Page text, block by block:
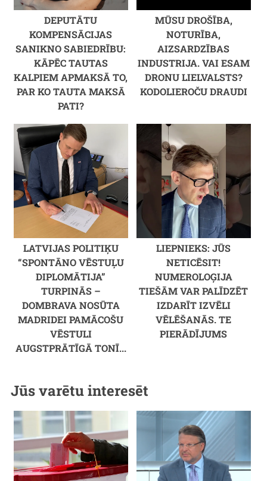
DEPUTĀTU
KOMPENSĀCIJAS
SANIKNO SABIEDRĪBU:
KĀPĒC TAUTAS
KALPIEM APMAKSĀ TO,
PAR KO TAUTA MAKSĀ
PATI?
MŪSU DROŠĪBA,
NOTURĪBA,
AIZSARDZĪBAS
INDUSTRIJA. VAI ESAM
DRONU LIELVALSTS?
KODOLIEROČU DRAUDI
LATVIJAS POLITIĶU
“SPONTĀNO VĒSTUĻU
DIPLOMĀTIJA”
TURPINĀS –
DOMBRAVA NOSŪTA
MADRIDEI PAMĀCOŠU
VĒSTULI
AUGSTPRĀTĪGĀ TONĪ...
LIEPNIEKS: JŪS
NETICĒSIT!
NUMEROLOĢIJA
TIEŠĀM VAR PALĪDZĒT
IZDARĪT IZVĒLI
VĒLĒŠANĀS. TE
PIERĀDĪJUMS
Jūs varētu interesēt